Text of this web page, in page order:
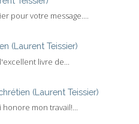
pour votre message....
(Laurent Teissier)
livre de...
(Laurent Teissier)
mon travail!...